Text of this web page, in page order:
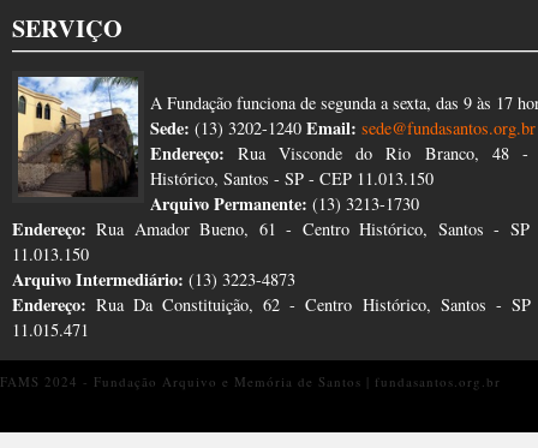
SERVIÇO
A Fundação funciona de segunda a sexta, das 9 às 17
Sede: (13) 3202-1240 Email: sede@fundasantos.org.br
Endereço: Rua Visconde do Rio Branco, 48 -
Histórico, Santos - SP - CEP 11.013.150
Arquivo Permanente: (13) 3213-1730
Endereço: Rua Amador Bueno, 61 - Centro Histórico, Santos -
11.013.150
Arquivo Intermediário: (13) 3223-4873
Endereço: Rua Da Constituição, 62 - Centro Histórico, Santos -
11.015.471
FAMS 2024 - Fundação Arquivo e Memória de Santos | fundasantos.org.br